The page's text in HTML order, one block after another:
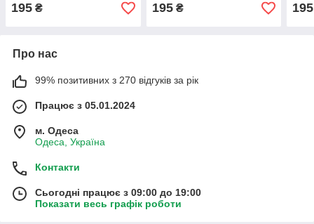
(017856)
195 ₴ 195₴ 195
Про нас
99% позитивних з 270 відгуків за рік
Працює з 05.01.2024
м. Одеса
Одеса, Україна
Контакти
Сьогодні працює з 09:00 до 19:00
Показати весь графік роботи